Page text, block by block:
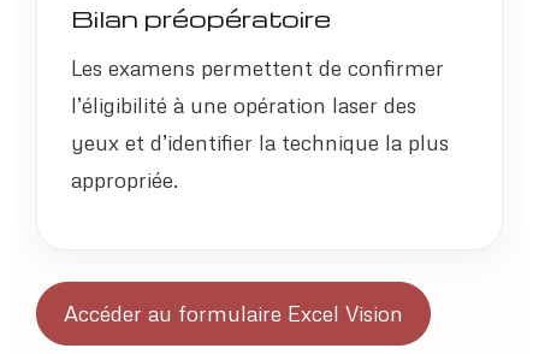
Bilan préopératoire
Les examens permettent de confirmer
l’éligibilité à une opération laser des
yeux et d’identifier la technique la plus
appropriée.
Accéder au formulaire Excel Vision